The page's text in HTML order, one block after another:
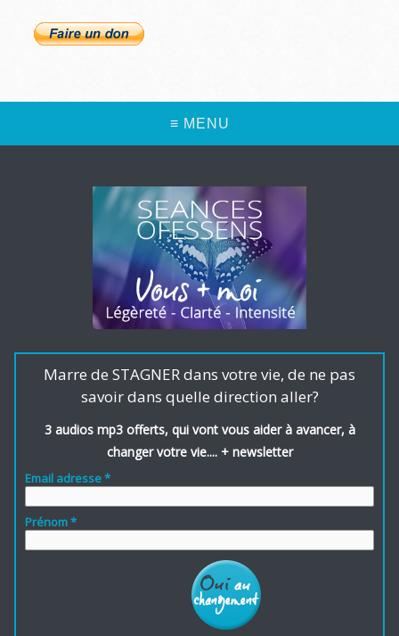
≡ MENU
Marre de STAGNER dans votre vie, de ne pas
savoir dans quelle direction aller?
3 audios mp3 offerts, qui vont vous aider à avancer, à
changer votre vie.... + newsletter
Email adresse *
Prénom *